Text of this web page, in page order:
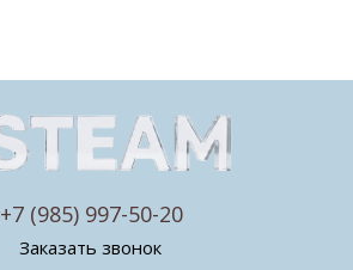
Заказать звонок
+7 (985) 997-50-20